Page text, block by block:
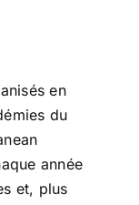
en
du
année
et, plus